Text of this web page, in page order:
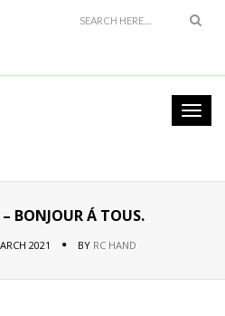
BONJOUR Á TOUS.
2021 BY RC HAND